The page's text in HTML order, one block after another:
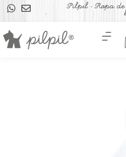
Pilpil - Ropa